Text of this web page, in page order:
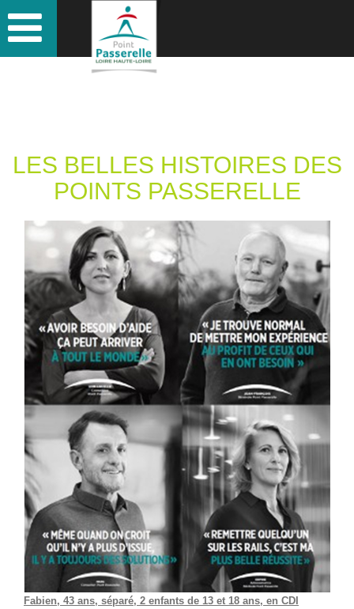
LES BELLES HISTOIRES DES
POINTS PASSERELLE
Fabien, 43 ans, séparé, 2 enfants de 13 et 18 ans, en CDI